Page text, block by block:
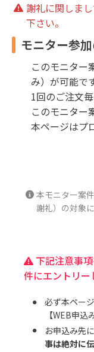
謝礼に関しまし
下さい。
モニター参
このモニター
み）が可能です
1回のご注文
このモニター
本ページはプ
本モニター案
謝礼）の対象
下記注意事
件にエントリー
必ず本ペー
【WEB申込
お申込み先
事は絶対に